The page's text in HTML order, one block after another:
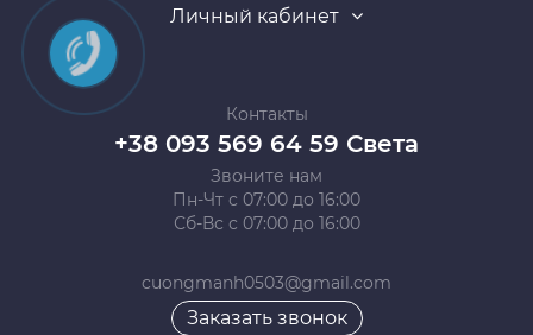
Личный кабинет
Контакты
+38 093 569 64 59 Света
Звоните нам
Пн-Чт с 07:00 до 16:00
Сб-Вс с 07:00 до 16:00
cuongmanh0503@gmail.com
Заказать звонок